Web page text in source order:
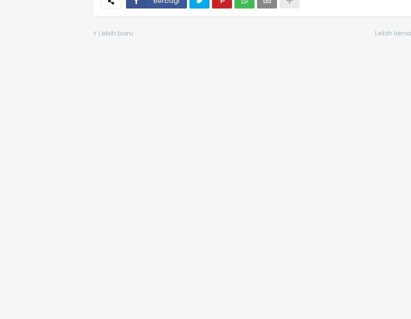
Lebih baru Lebih lama